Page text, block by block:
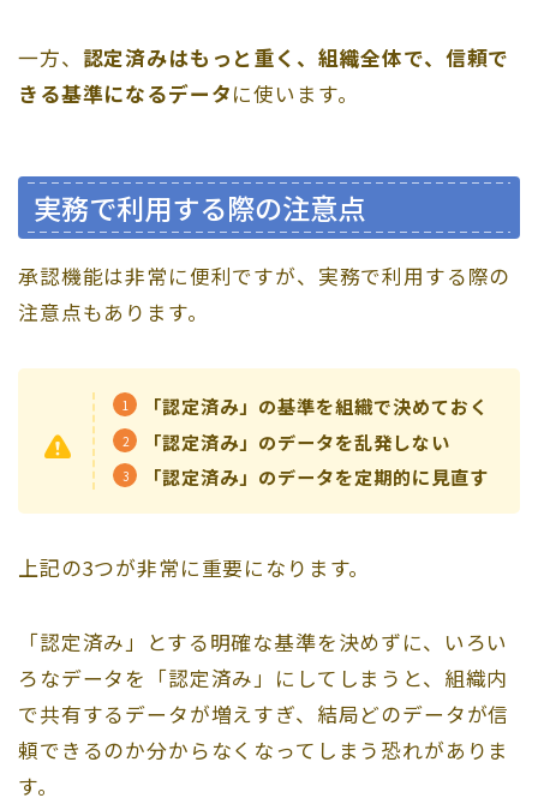
一方、 認定済みはもっと重く、組織全体で、信頼で
きる基準になるデータに使います。
実務で利用する際の注意点
承認機能は非常に便利ですが、実務で利用する際の
注意点もあります。
「認定済み」の基準を組織で決めておく
「認定済み」のデータを乱発しない
「認定済み」のデータを定期的に見直す
上記の3つが非常に重要になります。
「認定済み」とする明確な基準を決めずに、いろい
ろなデータを「認定済み」にしてしまうと、組織内
で共有するデータが増えすぎ、結局どのデータが信
頼できるのか分からなくなってしまう恐れがありま
す。